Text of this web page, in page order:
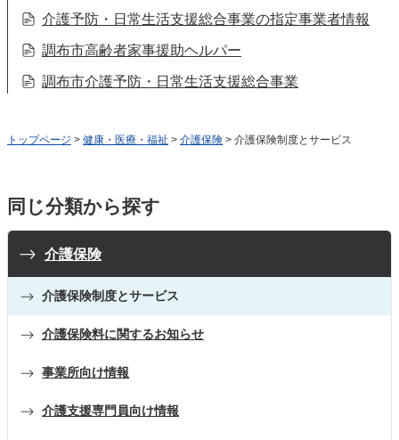
介護予防・日常生活支援総合事業の指定事業者情報
調布市高齢者家事援助ヘルパー
調布市介護予防・日常生活支援総合事業
トップページ > 健康・医療・福祉 > 介護保険 > 介護保険制度とサービス
同じ分類から探す
介護保険
介護保険制度とサービス
介護保険料に関するお知らせ
事業所向け情報
介護支援専門員向け情報